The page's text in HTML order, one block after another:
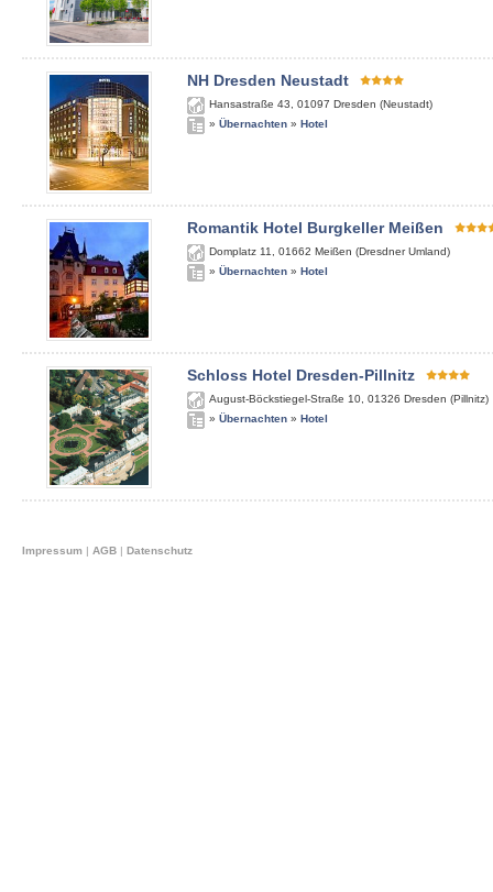
NH Dresden Neustadt
Hansastraße 43 01097 Dresden (Neustadt)
» Übernachten » Hotel
Romantik Hotel Burgkeller Meißen
Domplatz 11 01662 Meißen (Dresdner Umland)
» Übernachten » Hotel
Schloss Hotel Dresden-Pillnitz
August-Böckstiegel-Straße 10 01326 Dresden (Pillnitz)
» Übernachten » Hotel
Impressum | AGB | Datenschutz